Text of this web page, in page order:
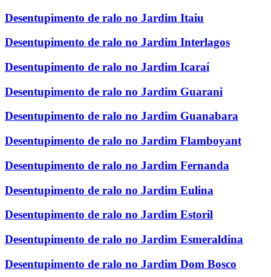
Desentupimento de ralo no Jardim Itaiu
Desentupimento de ralo no Jardim Interlagos
Desentupimento de ralo no Jardim Icaraí
Desentupimento de ralo no Jardim Guarani
Desentupimento de ralo no Jardim Guanabara
Desentupimento de ralo no Jardim Flamboyant
Desentupimento de ralo no Jardim Fernanda
Desentupimento de ralo no Jardim Eulina
Desentupimento de ralo no Jardim Estoril
Desentupimento de ralo no Jardim Esmeraldina
Desentupimento de ralo no Jardim Dom Bosco